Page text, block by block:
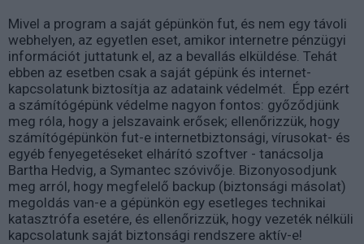
Mivel a program a saját gépünkön fut, és nem egy távoli
webhelyen, az egyetlen eset, amikor internetre pénzügyi
információt juttatunk el, az a bevallás elküldése. Tehát
ebben az esetben csak a saját gépünk és internet-
kapcsolatunk biztosítja az adataink védelmét. Épp ezért
a számítógépünk védelme nagyon fontos: győződjünk
meg róla, hogy a jelszavaink erősek; ellenőrizzük, hogy
számítógépünkön fut-e internetbiztonsági, vírusokat- és
egyéb fenyegetéseket elhárító szoftver - tanácsolja
Bartha Hedvig, a Symantec szóvivője. Bizonyosodjunk
meg arról, hogy megfelelő backup (biztonsági másolat)
megoldás van-e a gépünkön egy esetleges technikai
katasztrófa esetére, és ellenőrizzük, hogy vezeték nélküli
kapcsolatunk saját biztonsági rendszere aktív-e!